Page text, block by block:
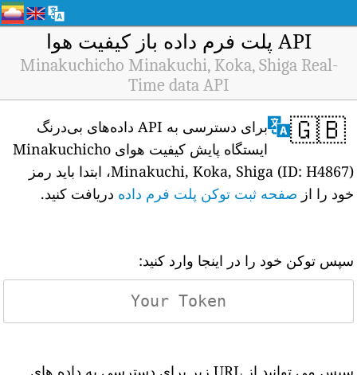
API پلت فرم داده باز کیفیت هوا
Minakuchicho Minakuchi, Koka, Shiga Real-
Time data API
🇬🇧
برای دسترسی به API داده‌های بی‌درنگ
ایستگاه پایش کیفیت هوای Minakuchicho
Minakuchi, Koka, Shiga (ID: H4867)، ابتدا باید رمز
خود را از صفحه ثبت توکن پلت فرم داده دریافت کنید.
سپس توکن خود را در اینجا وارد کنید:
سپس می توانید از URL زیر برای دسترسی به داده های